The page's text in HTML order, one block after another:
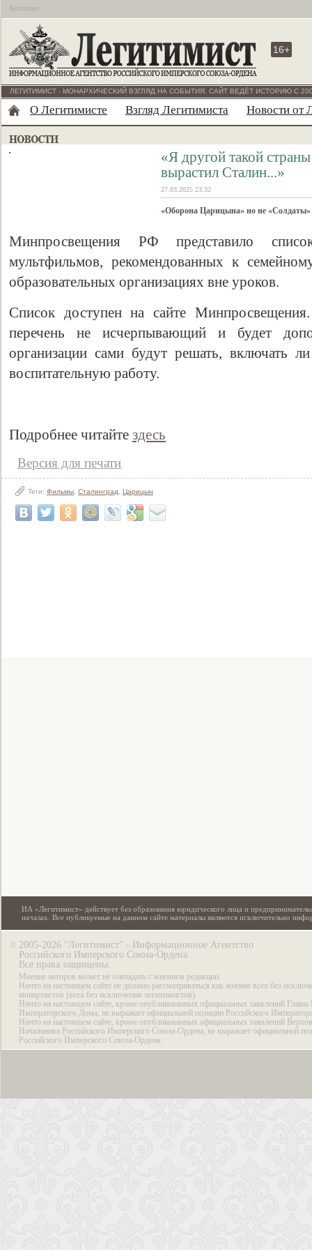
Бесплатно
16+
ЛЕГИТИМИСТ - МОНАРХИЧЕСКИЙ ВЗГЛЯД НА СОБЫТИЯ. САЙТ ВЕДЁТ ИСТОРИЮ С
О Легитимисте Взгляд Легитимиста Новости от
«Я другой такой
вырастил Сталин...»
27.03.2025 23:32
«Оборона Царицына» но не
Минпросвещения РФ представило
мультфильмов, рекомендованных к
образовательных организациях вне уроков.
Список доступен на сайте
перечень не исчерпывающий и будет
организации сами будут решать, включать
воспитательную работу.
Подробнее читайте здесь
Версия для печати
Теги: Фильмы Сталинград Царицын
ИА «Легитимист» действует без образования юридического лица и
началах. Все публикуемые на данном сайте материалы являются исключительно
© 2005-2026 “Легитимист” - Информационное Агентство
Российского Имперского Союза-Ордена.
Все права защищены.
Мнение авторов может не совпадать с мнением редакции.
Ничто на настоящем сайте не должно рассматриваться как мнение всех без
монархистов (всех без исключения легитимистов).
Ничто на настоящем сайте, кроме опубликованных официальных заявлений Главы
Императорского Дома, не выражает официальной позиции Российского
Ничто на настоящем сайте, кроме опубликованных официальных заявлений
Начальника Российского Имперского Союза-Ордена, не выражает официальной
Российского Имперского Союза-Ордена.